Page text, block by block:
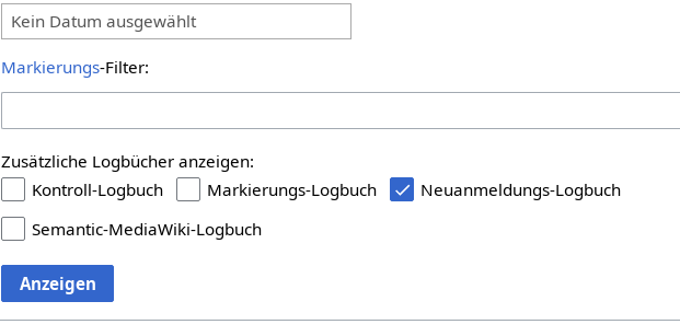
Kein Datum ausgewählt
Markierungs-Filter:
Zusätzliche Logbücher anzeigen:
Kontroll-Logbuch
Markierungs-Logbuch
Neuanmeldungs-Logbuch
Semantic-MediaWiki-Logbuch
Anzeigen